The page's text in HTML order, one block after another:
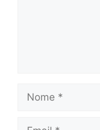
Nome
Email